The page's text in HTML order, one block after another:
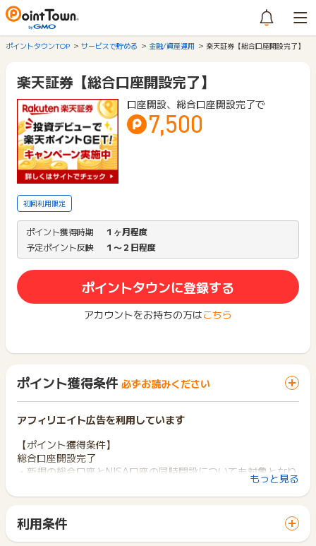
ポイントタウンTOP サービスで貯める 金融/資産運用 楽天証券【総合口座開設完了】
楽天証券【総合口座開設完了】
口座開設、総合口座開設完了で
7,500
初回利用限定
ポイント獲得時期
１ヶ月程度
予定ポイント反映
１〜２日程度
ポイントタウンに登録する
アカウントをお持ちの方はこちら
ポイント獲得条件 必ずお読みください
アフィリエイト広告を利用しています
【ポイント獲得条件】
総合口座開設完了
・新規の総合口座とNISA口座の同時開設についても対象となり
「口座開設日」はログイン後、マイメニュー内お客様情報一覧
に記載の「総合取引口座開設日」でご確認いただけます。
もっと見る
利用条件